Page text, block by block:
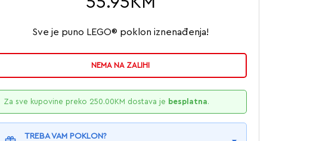
Sve je puno LEGO® poklon iznenađenja!
NEMA NA ZALIHI
Za sve kupovine preko 250.00KM dostava je besplatna
TREBA VAM POKLON?